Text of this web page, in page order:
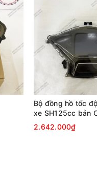
Bộ đồng hồ tốc
xe SH125cc bản
2020-2021
2.642.000₫